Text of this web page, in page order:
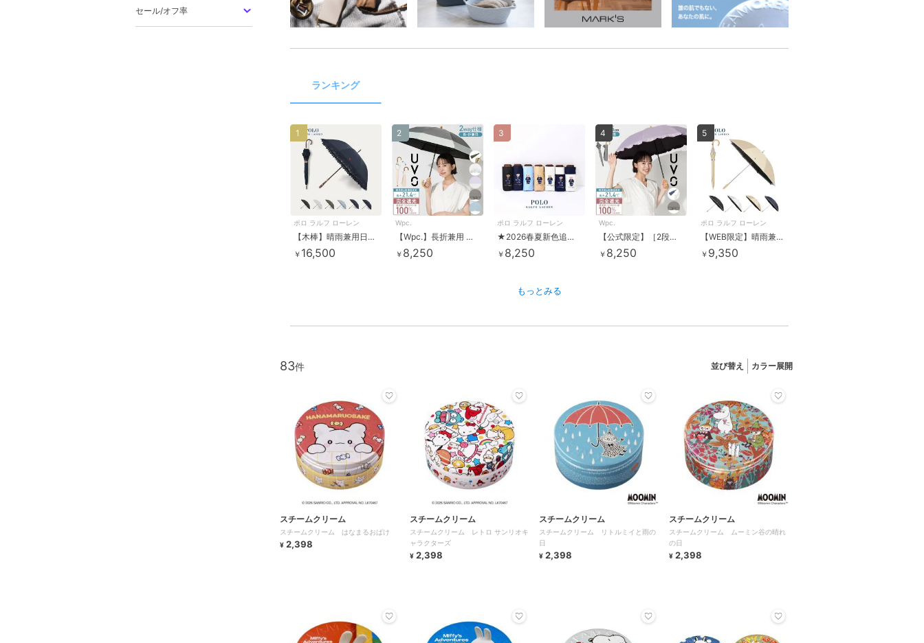
セール/オフ率
ランキング
ポロ ラルフ ローレン
【木棒】晴雨兼用日傘 ショート傘 無地 エンブフリル ポロポニー ワンポイント 遮光 遮熱 UV
￥ 16,500
1
Wpc.
【Wpc.】長折兼用 最強の日傘 UVO（ウーボ）2段折 ミニ 完全遮光 遮熱 晴雨兼用 折りたたみ
￥ 8,250
2
ポロ ラルフ ローレン
★2026春夏新色追加★【WEB限定】晴雨兼用折りたたみ日傘 コンパクト ポロベア 1級遮光 遮熱
￥ 8,250
3
Wpc.
【公式限定】［2段大きめ/長折兼用］最強の日傘 UVO(ウーボ) 55cm 完全遮光 遮熱 晴雨兼用
￥ 8,250
4
ポロ ラルフ ローレン
【WEB限定】晴雨兼用日傘 長傘 ポロポニー 刺繍 エンブ刺繍 遮光 遮熱 UV 軽量
￥ 9,350
5
もっとみる
83 並び替え カラー展開
スチームクリーム
スチームクリーム はなまるおばけ
¥ 2,398
スチームクリーム
スチームクリーム レトロ サンリオキ
ャラクターズ
¥ 2,398
スチームクリーム
スチームクリーム リトルミイと雨の
日
¥ 2,398
スチームクリーム
スチームクリーム ムーミン谷の晴れ
の日
¥ 2,398